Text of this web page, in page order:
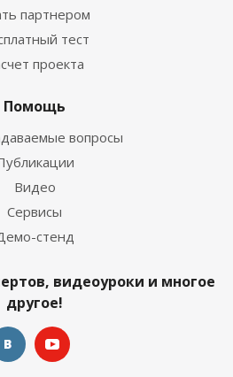
партнером
тест
проекта
Помощь
вопросы
Видео
Сервисы
стенд
видеоуроки и многое
другое!